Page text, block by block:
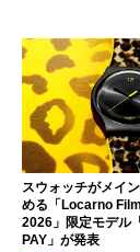
スウォッチがメイ
める「Locarno
2026」限定モデル
PAY」が発表